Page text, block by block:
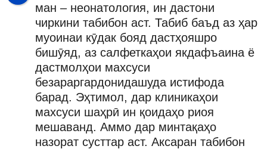
ман – неонатология, ин дастони
чиркини табибон аст. Табиб баъд аз ҳар
муоинаи кӯдак бояд дастҳояшро
бишӯяд, аз салфеткаҳои якдафъаина ё
дастмолҳои махсуси
безараргардонидашуда истифода
барад. Эҳтимол, дар клиникаҳои
махсуси шаҳрӣ ин қоидаҳо риоя
мешаванд. Аммо дар минтақаҳо
назорат сусттар аст. Аксаран табибон